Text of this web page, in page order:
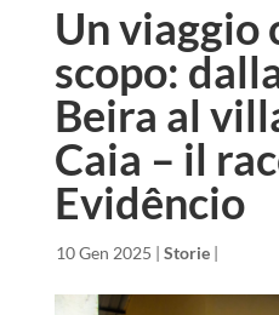
Un viaggio
scopo:
Beira al
Caia – il
Evidêncio
10 Gen 2025 | Storie|